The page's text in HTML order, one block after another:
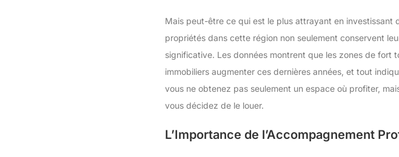
Mais peut-être ce qui est le plus attrayant en investissant
propriétés dans cette région non seulement conservent
significative. Les données montrent que les zones de fort
immobiliers augmenter ces dernières années, et tout
vous ne obtenez pas seulement un espace où profiter,
vous décidez de le louer.
L’Importance de l’Accompagnement